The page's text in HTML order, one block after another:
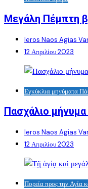
Μεγάλη Πέμπτη
Ieros Naos Agias
12 Απριλίου 2023
Εγκύκλια μηνύματα
Πασχάλιο
Ieros Naos Agias
12 Απριλίου 2023
Πορεία προς την Αγία